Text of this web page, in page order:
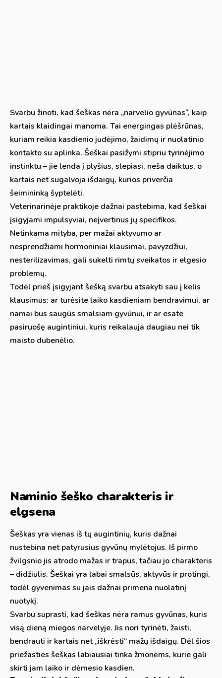
Svarbu žinoti, kad šeškas nėra „narvelio gyvūnas“, kaip
kartais klaidingai manoma. Tai energingas plėšrūnas,
kuriam reikia kasdienio judėjimo, žaidimų ir nuolatinio
kontakto su aplinka. Šeškai pasižymi stipriu tyrinėjimo
instinktu – jie lenda į plyšius, slepiasi, neša daiktus, o
kartais net sugalvoja išdaigų, kurios priverčia
šeimininką šyptelėti.
Veterinarinėje praktikoje dažnai pastebima, kad šeškai
įsigyjami impulsyviai, neįvertinus jų specifikos.
Netinkama mityba, per mažai aktyvumo ar
nesprendžiami hormoniniai klausimai, pavyzdžiui,
nesterilizavimas, gali sukelti rimtų sveikatos ir elgesio
problemų.
Todėl prieš įsigyjant šešką svarbu atsakyti sau į kelis
klausimus: ar turėsite laiko kasdieniam bendravimui, ar
namai bus saugūs smalsiam gyvūnui, ir ar esate
pasiruošę augintiniui, kuris reikalauja daugiau nei tik
maisto dubenėlio.
Naminio šeško charakteris ir
elgsena
Šeškas yra vienas iš tų augintinių, kuris dažnai
nustebina net patyrusius gyvūnų mylėtojus. Iš pirmo
žvilgsnio jis atrodo mažas ir trapus, tačiau jo charakteris
– didžiulis. Šeškai yra labai smalsūs, aktyvūs ir protingi,
todėl gyvenimas su jais dažnai primena nuolatinį
nuotykį.
Svarbu suprasti, kad šeškas nėra ramus gyvūnas, kuris
visą dieną miegos narvelyje. Jis nori tyrinėti, žaisti,
bendrauti ir kartais net „iškrėsti“ mažų išdaigų. Dėl šios
priežasties šeškas labiausiai tinka žmonėms, kurie gali
skirti jam laiko ir dėmesio kasdien.